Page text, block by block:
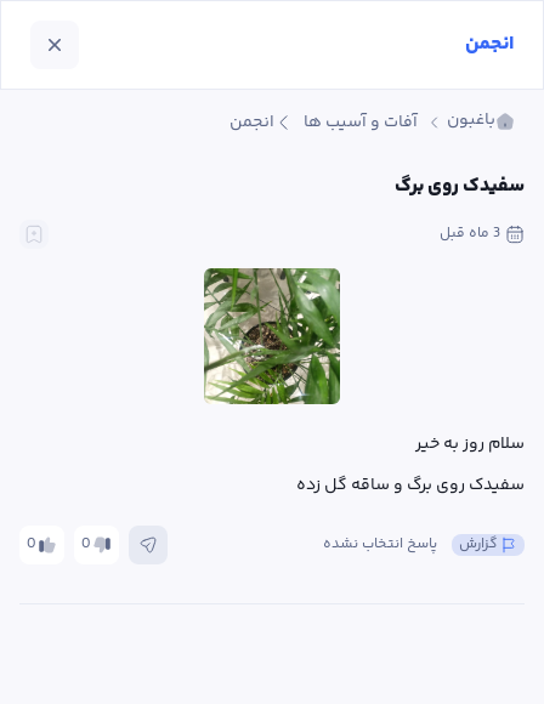
باغبون آفات و آسیب ها انجمن
سفیدک روی برگ
3 ماه قبل
سفیدک روی برگ و ساقه گل زده
0 0 پاسخ انتخاب نشده گزارش
انجمن